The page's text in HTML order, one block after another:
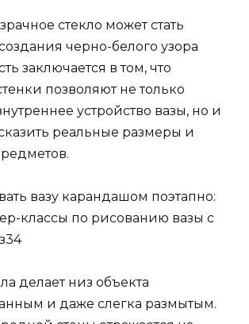
стекло может стать
черно-белого узора
заключается в том, что
позволяют не только
устройство вазы, но и
реальные размеры и
делает низ объекта
и даже слегка размытым.